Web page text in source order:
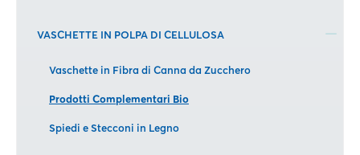
VASCHETTE IN POLPA DI CELLULOSA
Vaschette in Fibra di Canna da Zucchero
Prodotti Complementari Bio
Spiedi e Stecconi in Legno